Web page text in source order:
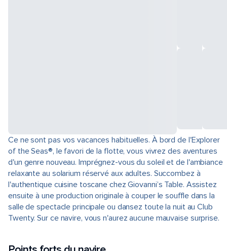
Ce ne sont pas vos vacances habituelles. À bord de l'Explorer
of the Seas®, le favori de la flotte, vous vivrez des aventures
d'un genre nouveau. Imprégnez-vous du soleil et de l'ambiance
relaxante au solarium réservé aux adultes. Succombez à
l'authentique cuisine toscane chez Giovanni’s Table. Assistez
ensuite à une production originale à couper le souffle dans la
salle de spectacle principale ou dansez toute la nuit au Club
Twenty. Sur ce navire, vous n'aurez aucune mauvaise surprise.